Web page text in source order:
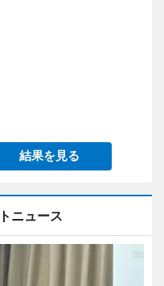
結果を見る
ニュース